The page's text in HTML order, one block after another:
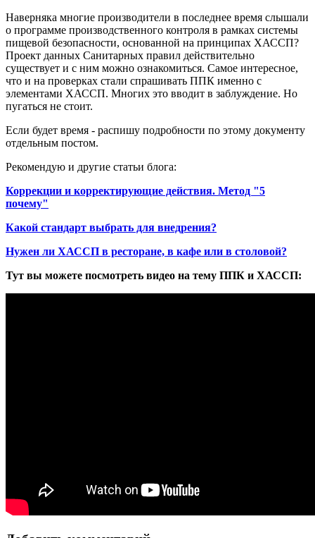
Наверняка многие производители в последнее время слышали
о программе производственного контроля в рамках системы
пищевой безопасности, основанной на принципах ХАССП?
Проект данных Санитарных правил действительно
существует и с ним можно ознакомиться. Самое интересное,
что и на проверках стали спрашивать ППК именно с
элементами ХАССП. Многих это вводит в заблуждение. Но
пугаться не стоит.
Если будет время - распишу подробности по этому документу
отдельным постом.
Рекомендую и другие статьи блога:
Коррекции и корректирующие действия. Метод "5
почему"
Какой стандарт выбрать для внедрения?
Нужен ли ХАССП в ресторане, в кафе или в столовой?
Тут вы можете посмотреть видео на тему ППК и ХАССП: